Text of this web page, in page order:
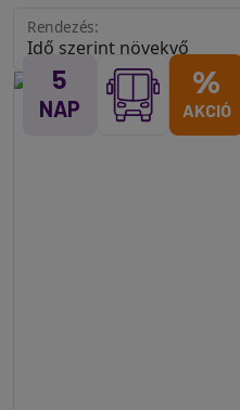
Rendezés:
5
NAP
%
AKCIÓ